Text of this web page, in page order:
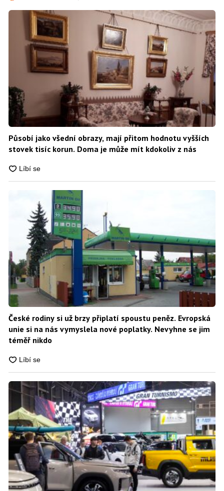
Působí jako všední obrazy, mají přitom hodnotu vyšších
stovek tisíc korun. Doma je může mít kdokoliv z nás
České rodiny si už brzy připlatí spoustu peněz. Evropská
unie si na nás vymyslela nové poplatky. Nevyhne se jim
téměř nikdo